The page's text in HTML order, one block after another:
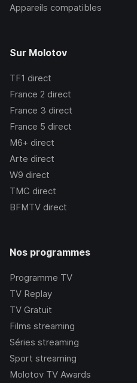
Appareils compatibles
Sur Molotov
TF1 direct
France 2 direct
France 3 direct
France 5 direct
M6+ direct
Arte direct
W9 direct
TMC direct
BFMTV direct
Nos programmes
Programme TV
TV Replay
TV Gratuit
Films streaming
Séries streaming
Sport streaming
Molotov TV Awards